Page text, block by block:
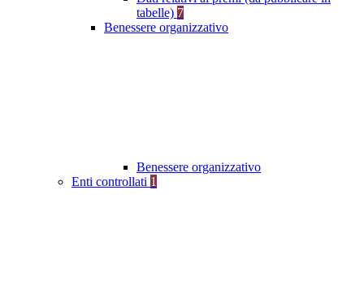
tabelle) 7
Benessere organizzativo
Benessere organizzativo
Enti controllati 1